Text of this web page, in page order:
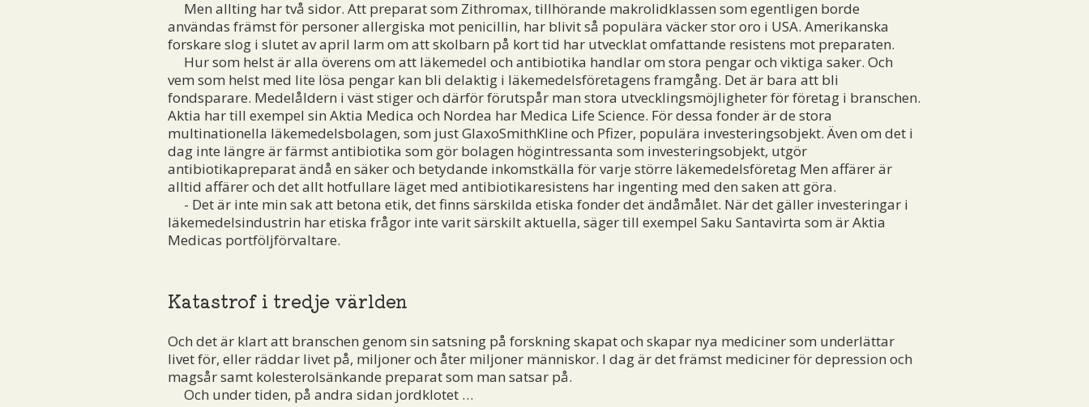
Men allting har två sidor. Att preparat som Zithromax, tillhörande makrolidklassen som egentligen borde
användas främst för personer allergiska mot penicillin, har blivit så populära väcker stor oro i USA. Amerikanska
forskare slog i slutet av april larm om att skolbarn på kort tid har utvecklat omfattande resistens mot preparaten.
Hur som helst är alla överens om att läkemedel och antibiotika handlar om stora pengar och viktiga saker. Och
vem som helst med lite lösa pengar kan bli delaktig i läkemedelsföretagens framgång. Det är bara att bli
fondsparare. Medelåldern i väst stiger och därför förutspår man stora utvecklingsmöjligheter för företag i branschen.
Aktia har till exempel sin Aktia Medica och Nordea har Medica Life Science. För dessa fonder är de stora
multinationella läkemedelsbolagen, som just GlaxoSmithKline och Pfizer, populära investeringsobjekt. Även om det i
dag inte längre är färmst antibiotika som gör bolagen högintressanta som investeringsobjekt, utgör
antibiotikapreparat ändå en säker och betydande inkomstkälla för varje större läkemedelsföretag Men affärer är
alltid affärer och det allt hotfullare läget med antibiotikaresistens har ingenting med den saken att göra.
- Det är inte min sak att betona etik, det finns särskilda etiska fonder det ändåmålet. När det gäller investeringar i
läkemedelsindustrin har etiska frågor inte varit särskilt aktuella, säger till exempel Saku Santavirta som är Aktia
Medicas portföljförvaltare.
Katastrof i tredje världen
Och det är klart att branschen genom sin satsning på forskning skapat och skapar nya mediciner som underlättar
livet för, eller räddar livet på, miljoner och åter miljoner människor. I dag är det främst mediciner för depression och
magsår samt kolesterolsänkande preparat som man satsar på.
Och under tiden, på andra sidan jordklotet …